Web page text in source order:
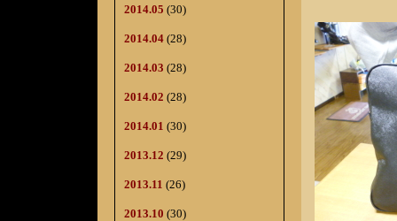
2014.05 (30)
2014.04 (28)
2014.03 (28)
2014.02 (28)
2014.01 (30)
2013.12 (29)
2013.11 (26)
2013.10 (30)